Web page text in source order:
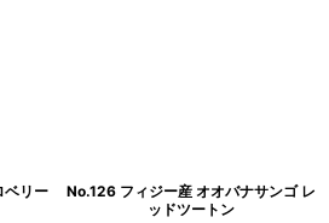
ベリー
No.126 フィジー産 オオバナサンゴ レ
ッドツートン